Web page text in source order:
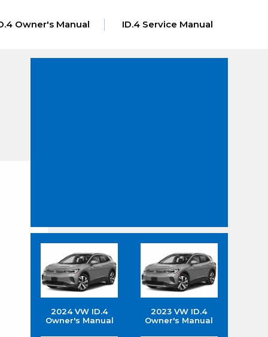
Owner's Manual ID.4 Service Manual
2024 VW ID.4
Owner's Manual
2023 VW ID.4
Owner's Manual